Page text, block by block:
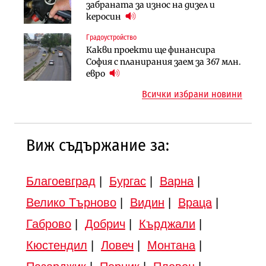
забраната за износ на дизел и
керосин
Градоустройство
Какви проекти ще финансира
София с планирания заем за 367 млн.
евро
АПИ възложи промяната на
парцеларния план за
Търново
Компании
„Ендуросат“ ще строи огромен
център в Доброславци
езеро става част от бъдещата
магистрала „Черно море“
Публични финанси
Регионалният министър поема „на
ръчно управление“ общинската
инвестиционна програма
Всички избрани новини
Виж съдържание за:
Благоевград Бургас| Варна|
Велико Търново| Видин Враца|
Габрово| Добрич Кърджали
Кюстендил
Ловеч Монтана|